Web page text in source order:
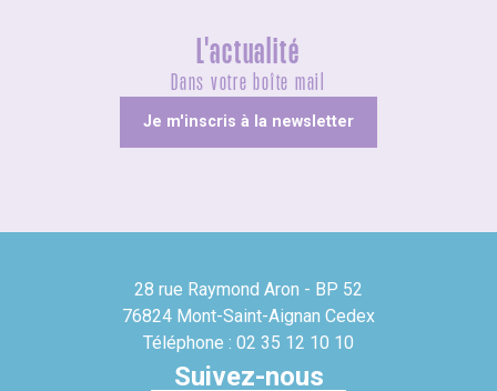
L'actualité
Dans votre boîte mail
Je m'inscris à la newsletter
28 rue Raymond Aron - BP 52
76824 Mont-Saint-Aignan Cedex
Téléphone : 02 35 12 10 10
Suivez-nous